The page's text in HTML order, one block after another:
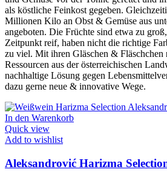
als köstliche Feinkost gegeben.
Millionen Kilo an Obst & Gemüse aus
angeboten. Die Früchte sind etwa zu
Zeitpunkt reif, haben nicht die richtige
zu viel. Mit ihren Gläschen & Fläschchen
Ressourcen aus der österreichischen
nachhaltige Lösung gegen
dazu gerne neue & innovative Wege.
In den Warenkorb
Quick view
Add to wishlist
Aleksandrović Harizma